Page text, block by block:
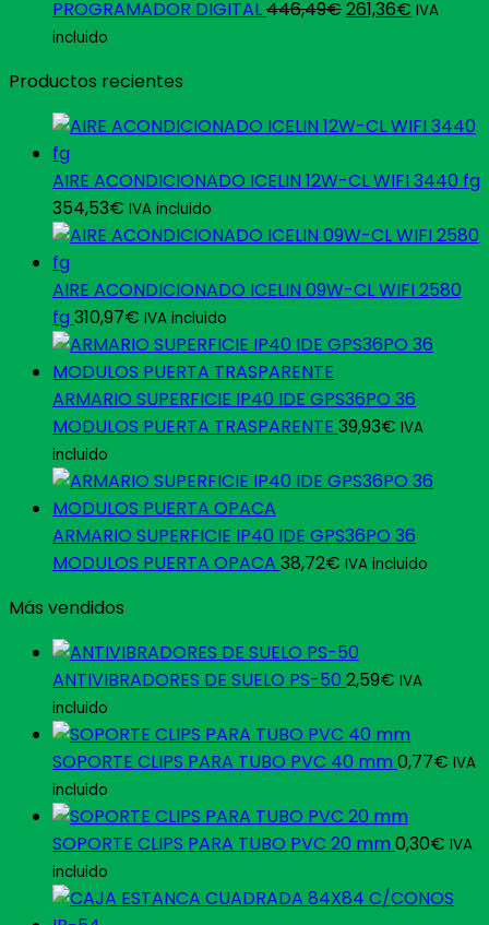
PROGRAMADOR DIGITAL446,49€El
446,49€.
261,36€ El
261,36€.
IVA
incluido
Productos recientes
AIRE ACONDICIONADO ICELIN 12W-CL WIFI 3440 fg
354,53€ IVA incluido
AIRE ACONDICIONADO ICELIN 09W-CL WIFI 2580
fg310,97€ IVA incluido
ARMARIO SUPERFICIE IP40 IDE GPS36PO 36
MODULOS PUERTA TRASPARENTE 39,93€ IVA
incluido
ARMARIO SUPERFICIE IP40 IDE GPS36PO 36
MODULOS PUERTA OPACA 38,72€ IVA incluido
Más vendidos
ANTIVIBRADORES DE SUELO PS-50 2,59€ IVA
incluido
SOPORTE CLIPS PARA TUBO PVC 40 mm0,77€ IVA
incluido
SOPORTE CLIPS PARA TUBO PVC 20 mm0,30€ IVA
incluido